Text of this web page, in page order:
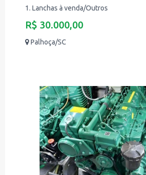
1. Lanchas à venda/Outros
R$ 30.000,00
Palhoça/SC